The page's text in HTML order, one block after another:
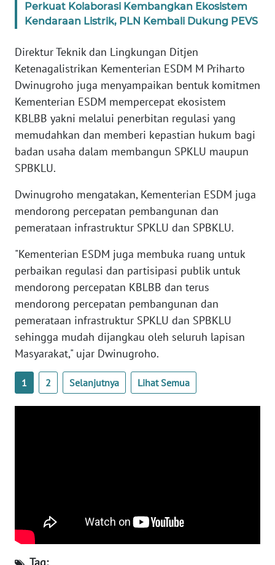
Perkuat Kolaborasi Kembangkan Ekosistem
Kendaraan Listrik, PLN Kembali Dukung PEVS
Direktur Teknik dan Lingkungan Ditjen
Ketenagalistrikan Kementerian ESDM M Priharto
Dwinugroho juga menyampaikan bentuk komitmen
Kementerian ESDM mempercepat ekosistem
KBLBB yakni melalui penerbitan regulasi yang
memudahkan dan memberi kepastian hukum bagi
badan usaha dalam membangun SPKLU maupun
SPBKLU.
Dwinugroho mengatakan, Kementerian ESDM juga
mendorong percepatan pembangunan dan
pemerataan infrastruktur SPKLU dan SPBKLU.
"Kementerian ESDM juga membuka ruang untuk
perbaikan regulasi dan partisipasi publik untuk
mendorong percepatan KBLBB dan terus
mendorong percepatan pembangunan dan
pemerataan infrastruktur SPKLU dan SPBKLU
sehingga mudah dijangkau oleh seluruh lapisan
Masyarakat," ujar Dwinugroho.
1 2 Selanjutnya Lihat Semua
WN
WN
BABEL
WN
SUMBAR
WN
SUMSEL
WN
BENGKULU
WN
LAMPUNG
WN
JATENG
WN
NUSANTARA
WN
KALBAR